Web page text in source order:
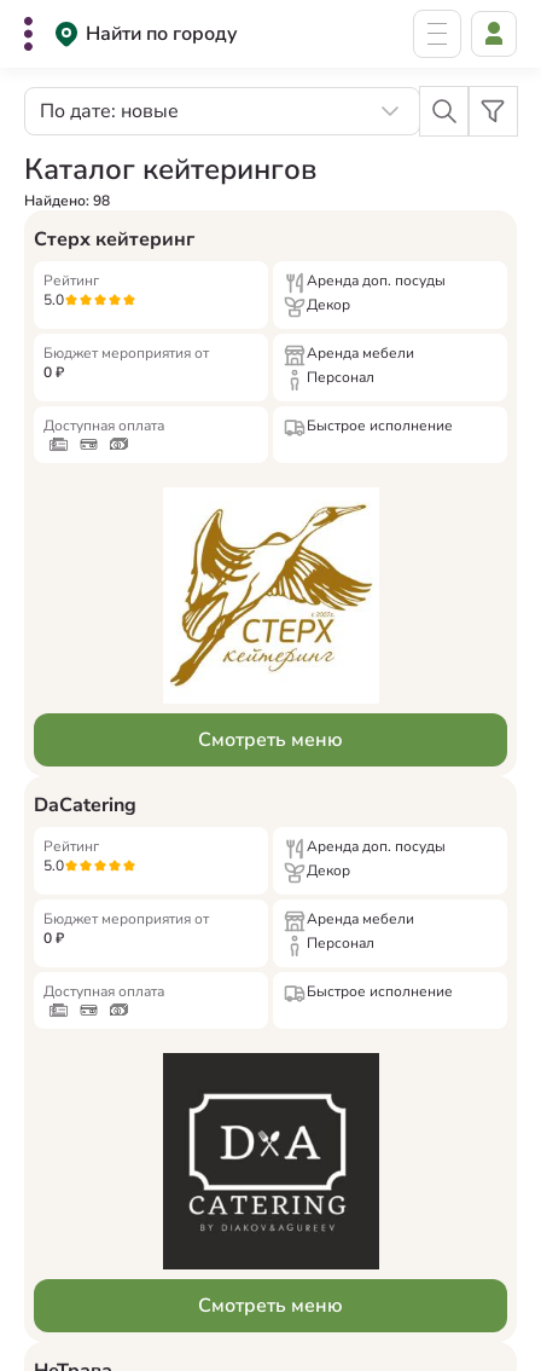
Найти по городу
По дате: новые
Каталог кейтерингов
Найдено:98
Стерх кейтеринг
Рейтинг
5.0
Аренда доп. посуды
Декор
Бюджет мероприятия от
0₽
Аренда мебели
Персонал
Доступная оплата Быстрое исполнение
Смотреть меню
DaCatering
Рейтинг
5.0
Аренда доп. посуды
Декор
Бюджет мероприятия от
0₽
Аренда мебели
Персонал
Доступная оплата Быстрое исполнение
Смотреть меню